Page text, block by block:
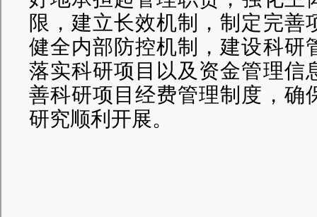
限，建立长效机制，制定完善
健全内部防控机制，建设科研
落实科研项目以及资金管理信
善科研项目经费管理制度，确
研究顺利开展。